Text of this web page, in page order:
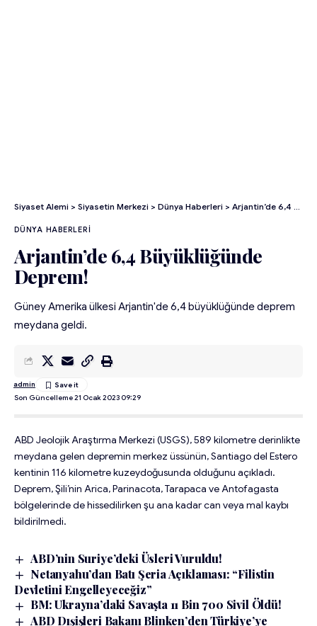
Siyaset Alemi > Siyasetin Merkezi > Dünya Haberleri > Arjantin’de 6,4 Büyüklüğünde Deprem!
DÜNYA HABERLERI
Arjantin’de 6,4 Büyüklüğünde
Deprem!
Güney Amerika ülkesi Arjantin'de 6,4 büyüklüğünde deprem
meydana geldi.
Son Güncelleme 21 Ocak 2023 09:29
admin
ABD Jeolojik Araştırma Merkezi (USGS), 589 kilometre derinlikte
meydana gelen depremin merkez üssünün, Santiago del Estero
kentinin 116 kilometre kuzeydoğusunda olduğunu açıkladı.
Deprem, Şili’nin Arica, Parinacota, Tarapaca ve Antofagasta
bölgelerinde de hissedilirken şu ana kadar can veya mal kaybı
bildirilmedi.
ABD’nin Suriye’deki Üsleri Vuruldu!
Netanyahu’dan Batı Şeria Açıklaması: “Filistin
Devletini Engelleyeceğiz”
BM: Ukrayna’daki Savaşta 11 Bin 700 Sivil Öldü!
ABD Dışişleri Bakanı Blinken’den Türkiye’ye